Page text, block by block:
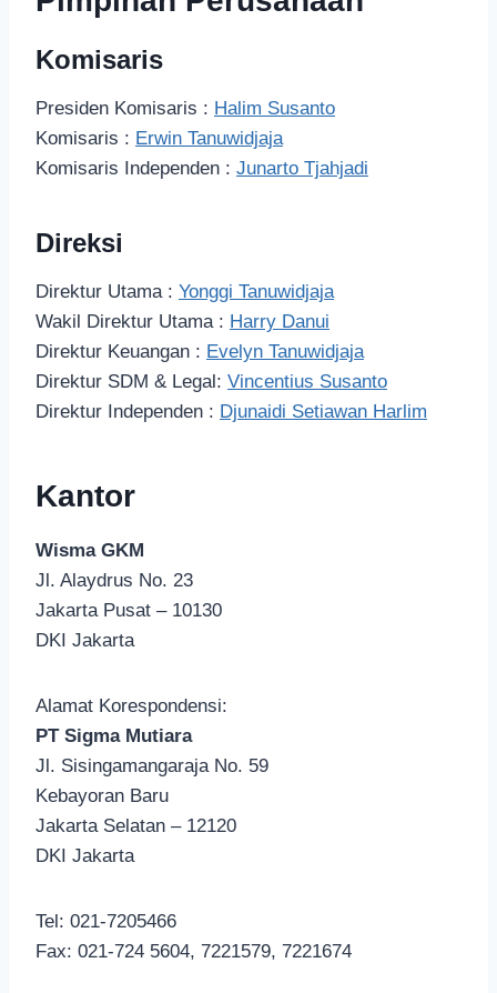
Komisaris
Presiden Komisaris : Halim Susanto
Komisaris : Erwin Tanuwidjaja
Komisaris Independen : Junarto Tjahjadi
Direksi
Direktur Utama : Yonggi Tanuwidjaja
Wakil Direktur Utama : Harry Danui
Direktur Keuangan : Evelyn Tanuwidjaja
Direktur SDM & Legal: Vincentius Susanto
Direktur Independen : Djunaidi Setiawan Harlim
Kantor
Wisma GKM
Jl. Alaydrus No. 23
Jakarta Pusat – 10130
DKI Jakarta
Alamat Korespondensi:
PT Sigma Mutiara
Jl. Sisingamangaraja No. 59
Kebayoran Baru
Jakarta Selatan – 12120
DKI Jakarta
Tel: 021-7205466
Fax: 021-724 5604, 7221579, 7221674